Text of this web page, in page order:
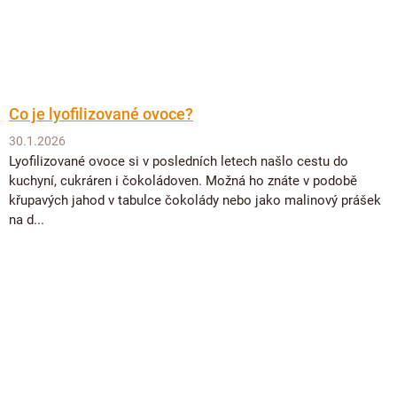
Co je lyofilizované ovoce?
30.1.2026
Lyofilizované ovoce si v posledních letech našlo cestu do
kuchyní, cukráren i čokoládoven. Možná ho znáte v podobě
křupavých jahod v tabulce čokolády nebo jako malinový prášek
na d...